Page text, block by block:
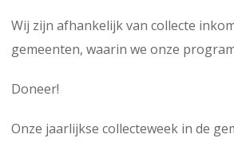
Wij zijn afhankelijk van collecte
gemeenten, waarin we onze
Doneer!
Onze jaarlijkse collecteweek in de